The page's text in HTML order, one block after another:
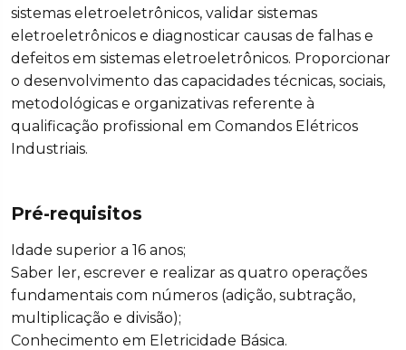
sistemas eletroeletrônicos, validar sistemas
eletroeletrônicos e diagnosticar causas de falhas e
defeitos em sistemas eletroeletrônicos. Proporcionar
o desenvolvimento das capacidades técnicas, sociais,
metodológicas e organizativas referente à
qualificação profissional em Comandos Elétricos
Industriais.
Pré-requisitos
Idade superior a 16 anos;
Saber ler, escrever e realizar as quatro operações
fundamentais com números (adição, subtração,
multiplicação e divisão);
Conhecimento em Eletricidade Básica.